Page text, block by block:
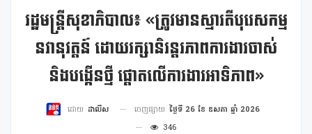
រដ្ឋមន្រ្តីសុខាភិបាល៖ «ត្រូវមានស្មារតីបុរេសកម្ម
នវានុវត្តន៍ ដោយរក្សានិរន្តរភាពការងារចាស់
និងបង្កើនថ្មី ផ្ដោតលើការងារអាទិភាព»
ដោយ ដាលីស ចេញផ្សាយ ថ្ងៃទី 26 ខែ ឧសភា ឆ្នាំ 2026
346